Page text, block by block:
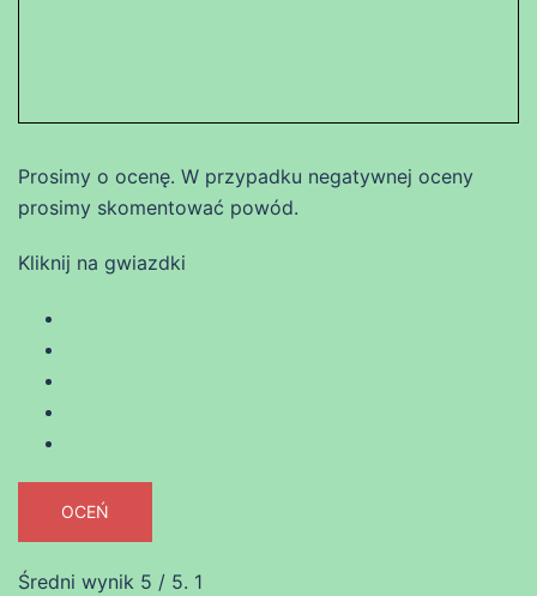
Prosimy o ocenę. W przypadku negatywnej oceny
prosimy skomentować powód.
Kliknij na gwiazdki
OCEŃ
Średni wynik 5 / 5. 1